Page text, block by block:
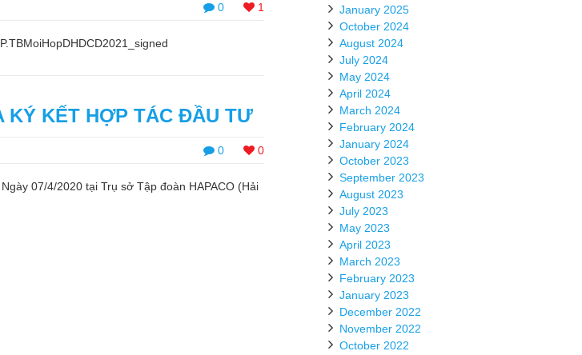
0 1
KÝ KẾT HỢP TÁC ĐẦU TƯ
0 0
07/4/2020 tại Trụ sở Tập đoàn HAPACO (Hải
January 2025
October 2024
August 2024
July 2024
May 2024
April 2024
March 2024
February 2024
January 2024
October 2023
September 2023
August 2023
July 2023
May 2023
April 2023
March 2023
February 2023
January 2023
December 2022
November 2022
October 2022